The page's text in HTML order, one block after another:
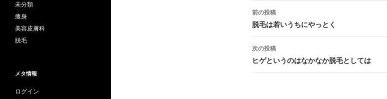
投
稿
ナ
ビ
ゲ
前の投稿
脱毛は若いうちにやっとく
次の投稿
ヒゲというのはなかなか脱毛としては
未分類
痩身
美容皮膚科
脱毛
メタ情報
ログイン